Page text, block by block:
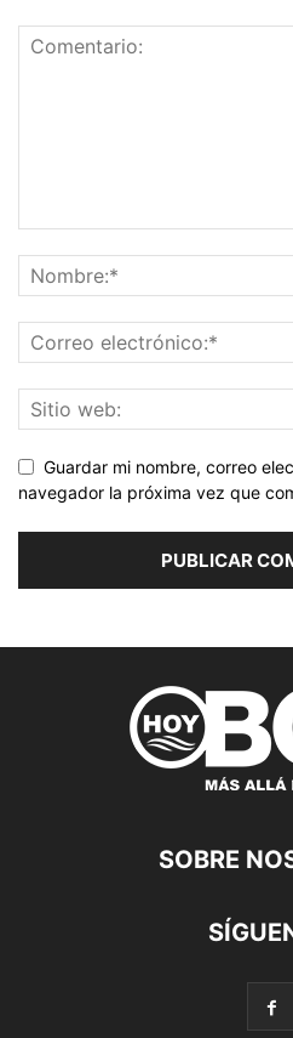
Guardar mi nombre, correo
navegador la próxima vez que
SOBRE